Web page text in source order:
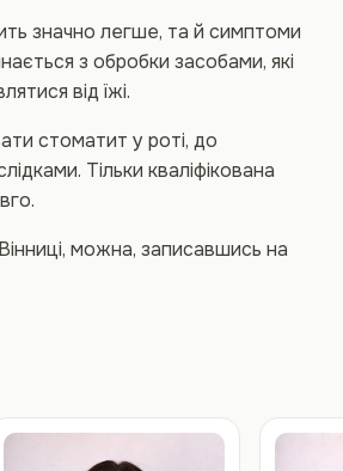
значно легше, та й симптоми
з обробки засобами, які
від їжі.
стоматит у роті, до
Тільки кваліфікована
можна, записавшись на